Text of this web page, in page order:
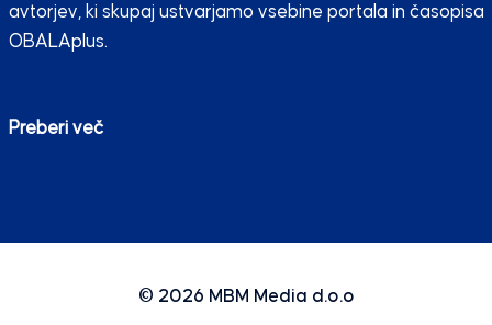
avtorjev, ki skupaj ustvarjamo vsebine portala in časopisa
OBALAplus.
Preberi več
© 2026 MBM Media d.o.o